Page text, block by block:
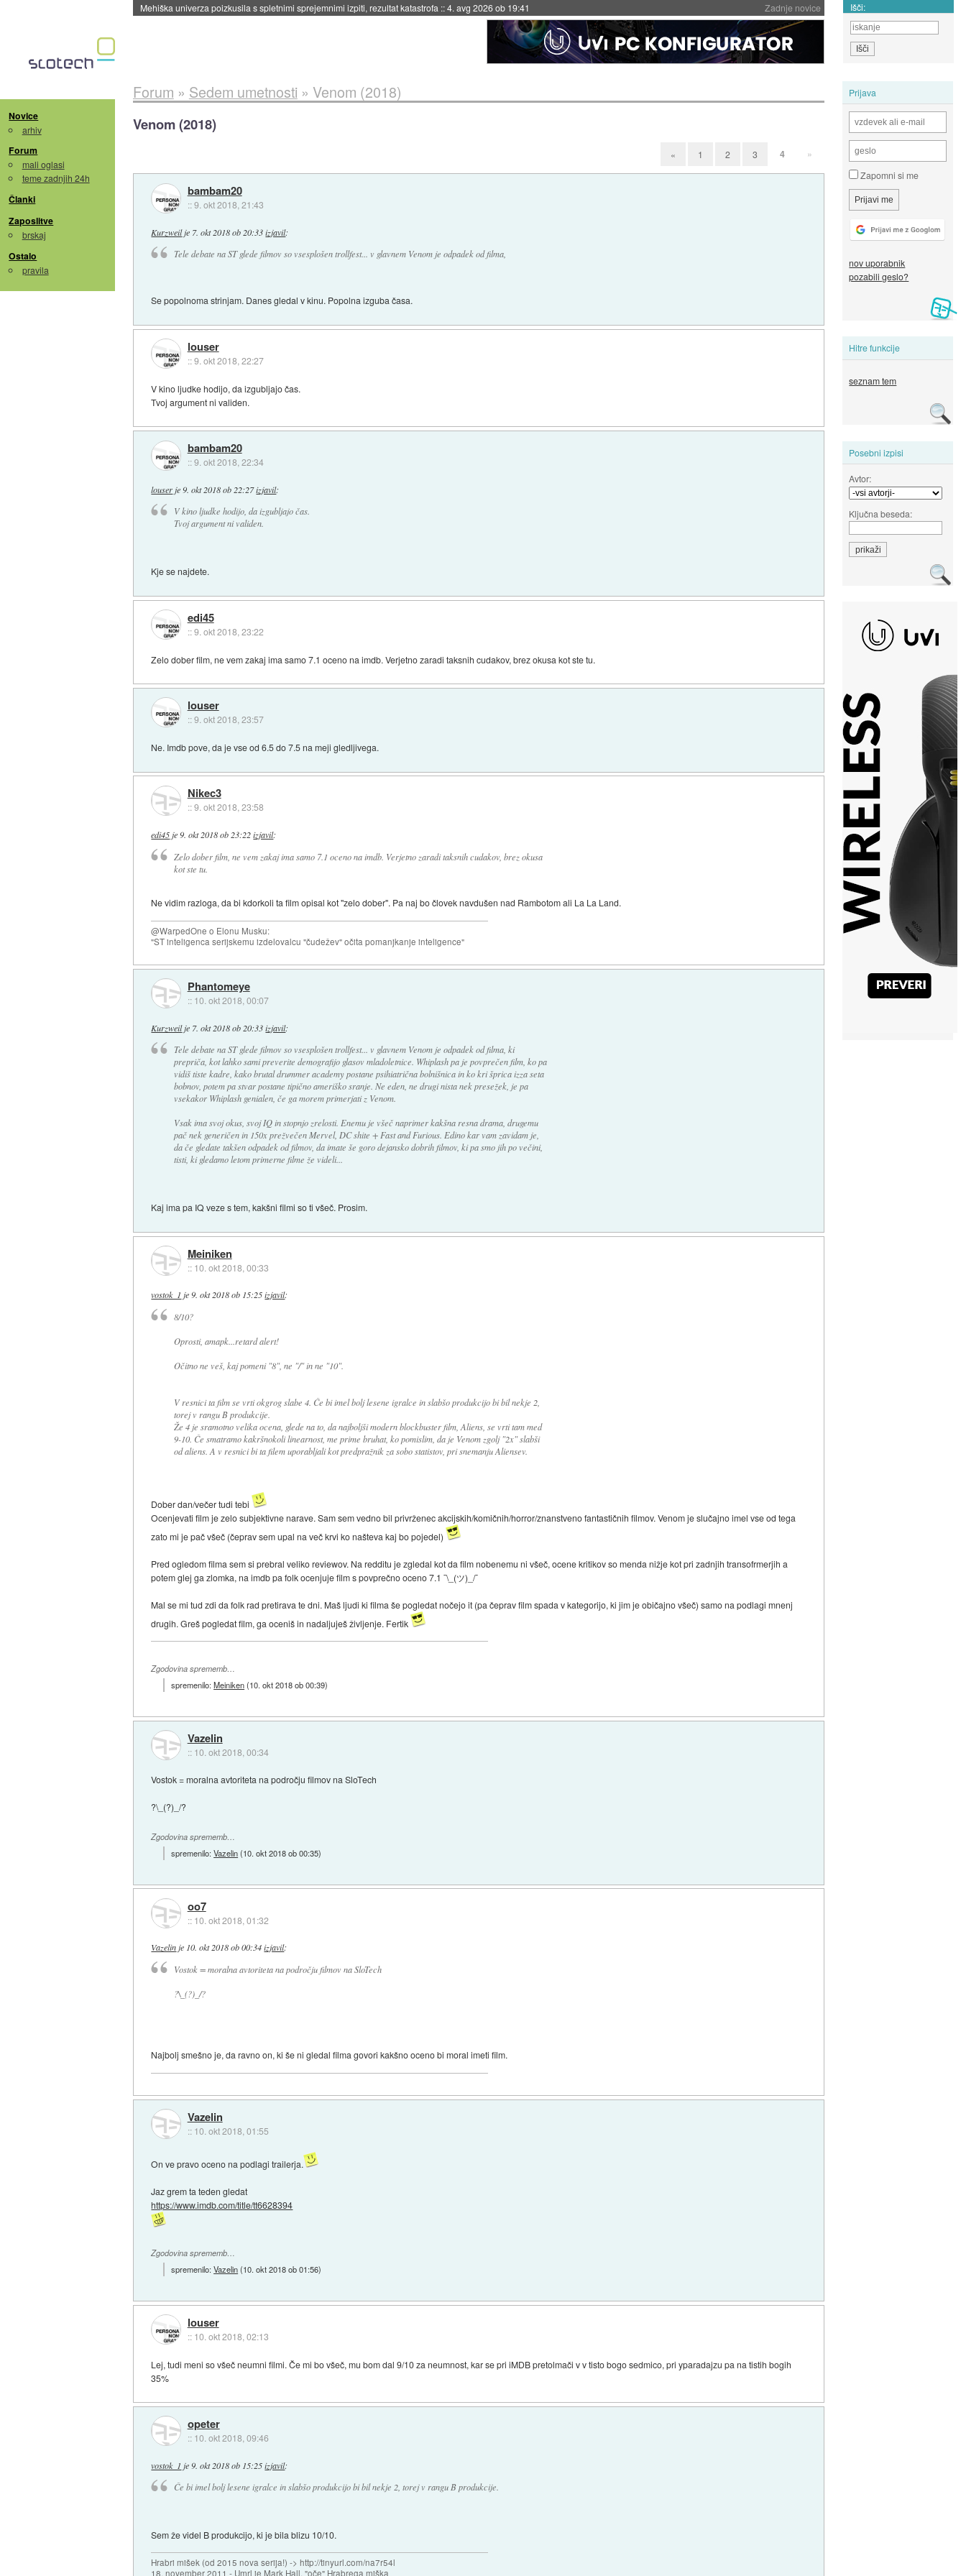
Zadnje novice
Evropska vesoljska agencija razvija svojo raketo za večkratno uporabo::4. avg 2026 ob 19:41 Išči:
Novice
arhiv
Forum
mali oglasi
teme zadnjih 24h
Članki
Zaposlitve
brskaj
Ostalo
pravila
Prijava
Zapomni si me
nov uporabnik
pozabili geslo?
Hitre funkcije
seznam tem
Posebni izpisi
Avtor:
Ključna beseda:
Forum » Sedem umetnosti » Venom (2018)
Venom (2018)
« 1 2 3 4 »
bambam20
::9. okt 2018, 21:43
Kurzweilje 7. okt 2018 ob 20:33 izjavil:
Tele debate na ST glede filmov so vsesplošen trollfest... v glavnem Venom je odpadek od filma,
Se popolnoma strinjam. Danes gledal v kinu. Popolna izguba časa.
louser
::9. okt 2018, 22:27
V kino ljudke hodijo, da izgubljajo čas.
Tvoj argument ni validen.
bambam20
::9. okt 2018, 22:34
louser je 9. okt 2018 ob 22:27izjavil:
V kino ljudke hodijo, da izgubljajo čas.
Tvoj argument ni validen.
Kje se najdete.
edi45
::9. okt 2018, 23:22
Zelo dober film, ne vem zakaj ima samo 7.1 oceno na imdb. Verjetno zaradi taksnih cudakov, brez okusa kot ste tu.
louser
::9. okt 2018, 23:57
Ne. Imdb pove, da je vse od 6.5 do 7.5 na meji gledljivega.
Nikec3
::9. okt 2018, 23:58
edi45 je 9. okt 2018 ob 23:22 izjavil:
Zelo dober film, ne vem zakaj ima samo 7.1 oceno na imdb. Verjetno zaradi taksnih cudakov, brez okusa
kot ste tu.
Ne vidim razloga, da bi kdorkoli ta film opisal kot "zelo dober". Pa naj bo človek navdušen nad Rambotom ali La La Land.
@WarpedOne o Elonu Musku:
"ST inteligenca serijskemu izdelovalcu "čudežev" očita pomanjkanje inteligence"
Phantomeye
:: 10. okt 2018, 00:07
Kurzweilje 7. okt 2018 ob 20:33 izjavil:
Tele debate na ST glede filmov so vsesplošen trollfest... v glavnem Venom je odpadek od filma, ki
prepriča, kot lahko sami preverite demografijo glasov mladoletnice. Whiplash pa je povprečen film, ko pa
vidiš tiste kadre, kako brutal drummer academy postane psihiatrična bolnišnica in ko kri šprica izza seta
bobnov, potem pa stvar postane tipično ameriško sranje. Ne eden, ne drugi nista nek presežek, je pa
vsekakor Whiplash genialen, če ga morem primerjati z Venom.
Vsak ima svoj okus, svoj IQ in stopnjo zrelosti. Enemu je všeč naprimer kakšna resna drama, drugemu
pač nek generičen in 150x prežvečen Mervel, DC shite + Fast and Furious. Edino kar vam zavidam je,
da če gledate takšen odpadek od filmov, da imate še goro dejansko dobrih filmov, ki pa smo jih po večini,
tisti, ki gledamo letom primerne filme že videli...
Kaj ima pa IQ veze s tem, kakšni filmi so ti všeč. Prosim.
Meiniken
:: 10. okt 2018, 00:33
vostok_1 je9. okt 2018 ob 15:25 izjavil:
8/10?
Oprosti, amapk...retard alert!
Očitno ne veš, kaj pomeni "8", ne "/" in ne "10".
V resnici ta film se vrti okgrog slabe 4. Če bi imel bolj lesene igralce in slabšo produkcijo bi bil nekje 2,
torej v rangu B produkcije.
Že 4 je sramotno velika ocena, glede na to, da najboljši modern blockbuster film, Aliens, se vrti tam med
9-10. Če smatramo kakršnokoli linearnost, me prime bruhat, ko pomislim, da je Venom zgolj "2x" slabši
od aliens. A v resnici bi ta filem uporabljali kot predpražnik za sobo statistov, pri snemanju Aliensev.
Dober dan/večer tudi tebi
Ocenjevati film je zelo subjektivne narave. Sam sem vedno bil privrženec akcijskih/komičnih/horror/znanstveno fantastičnih filmov. Venom je slučajno imel vse od tega
zato mi je pač všeč (čeprav sem upal na več krvi ko našteva kaj bo pojedel)
Pred ogledom filma sem si prebral veliko reviewov. Na redditu je zgledal kot da film nobenemu ni všeč, ocene kritikov so menda nižje kot pri zadnjih transofrmerjih a
potem glej ga zlomka, na imdb pa folk ocenjuje film s povprečno oceno 7.1 ¯\_(ツ)_/¯
Mal se mi tud zdi da folk rad pretirava te dni. Maš ljudi ki filma še pogledat nočejo it (pa čeprav film spada v kategorijo, ki jim je običajno všeč) samo na podlagi mnenj
drugih. Greš pogledat film, ga oceniš in nadaljuješ življenje. Fertik
Zgodovina sprememb…
spremenilo:Meiniken(10. okt 2018 ob 00:39)
Vazelin
:: 10. okt 2018, 00:34
Vostok = moralna avtoriteta na področju filmov na SloTech
?\_(?)_/?
Zgodovina sprememb…
spremenilo:Vazelin(10. okt 2018 ob 00:35)
oo7
:: 10. okt 2018, 01:32
Vazelinje 10. okt 2018 ob 00:34 izjavil:
Vostok = moralna avtoriteta na področju filmov na SloTech
?\_(?)_/?
Najbolj smešno je, da ravno on, ki še ni gledal filma govori kakšno oceno bi moral imeti film.
Vazelin
:: 10. okt 2018, 01:55
On ve pravo oceno na podlagi trailerja.
Jaz grem ta teden gledat
https://www.imdb.com/title/tt6628394
Zgodovina sprememb…
spremenilo:Vazelin(10. okt 2018 ob 01:56)
louser
:: 10. okt 2018, 02:13
Lej, tudi meni so všeč neumni filmi. Če mi bo všeč, mu bom dal 9/10 za neumnost, kar se pri iMDB pretolmači v v tisto bogo sedmico, pri yparadajzu pa na tistih bogih
35%
opeter
:: 10. okt 2018, 09:46
vostok_1 je 9. okt 2018 ob 15:25 izjavil:
Če bi imel bolj lesene igralce in slabšo produkcijo bi bil nekje 2, torej v rangu B produkcije.
Sem že videl B produkcijo, ki je bila blizu 10/10.
Hrabri mišek (od 2015 nova serija!) -> http://tinyurl.com/na7r54l
18. november 2011 - Umrl je Mark Hall, "oče" Hrabrega miška